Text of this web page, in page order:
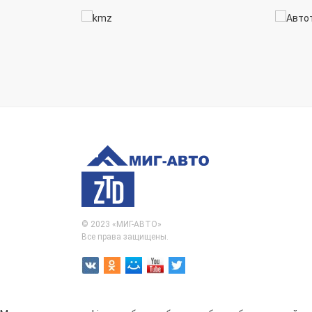
© 2023 «МИГ-АВТО»
Все права защищены.